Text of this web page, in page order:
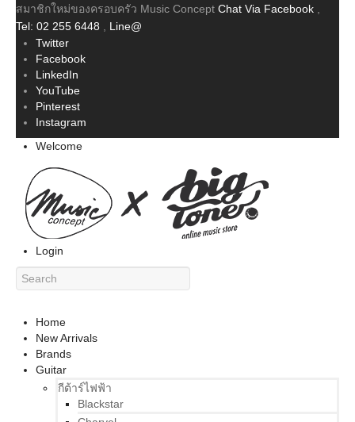
สมาชิกใหม่ของครอบครัว Music Concept Chat Via Facebook
Tel: 02 255 6448
Line@
Twitter
Facebook
LinkedIn
YouTube
Pinterest
Instagram
Welcome
Login
Home
New Arrivals
Brands
Guitar
กีต้าร์ไฟฟ้า
Blackstar